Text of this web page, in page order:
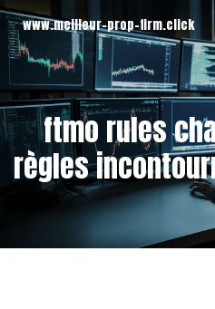
www.meilleur-prop-firm.click
ftmo rules
règles